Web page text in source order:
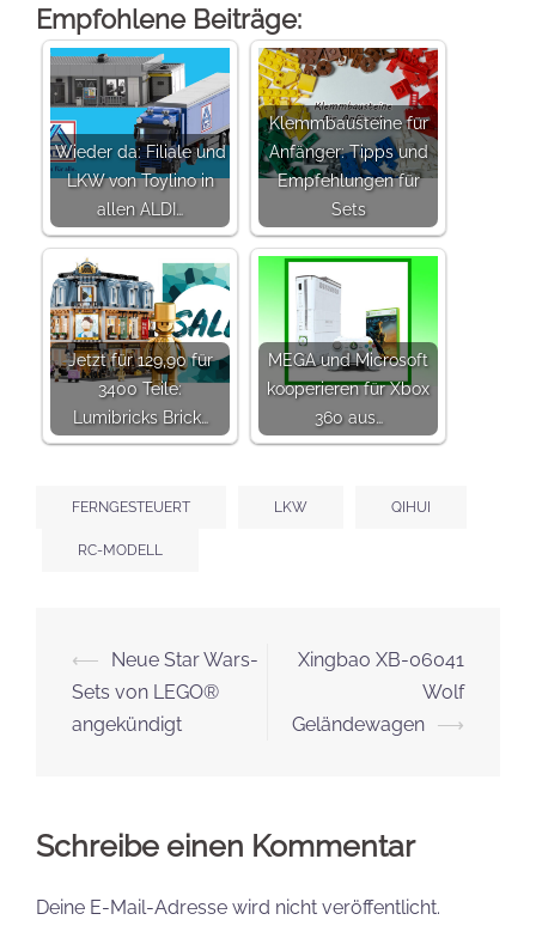
Empfohlene Beiträge:
Wieder da: Filiale und
LKW von Toylino in
allen ALDI…
Klemmbausteine für
Anfänger: Tipps und
Empfehlungen für
Sets
Jetzt für 129,90 für
3400 Teile:
Lumibricks Brick…
MEGA und Microsoft
kooperieren für Xbox
360 aus…
FERNGESTEUERT LKW QIHUI
RC-MODELL
Beitrags-
Navigation
⟵
Neue Star Wars-
Sets von LEGO®
angekündigt
Xingbao XB-06041
Wolf
Geländewagen ⟶
Schreibe einen Kommentar
Deine E-Mail-Adresse wird nicht veröffentlicht.